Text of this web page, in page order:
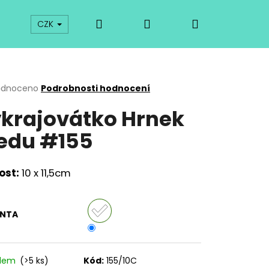
Kurzy Odkazy O vykrajovátkách
CZK Přihlášení
Podrobnosti hodnocení
Hrnek
#155
10 x 11,5cm
(>5 ks) Kód: 155/10C